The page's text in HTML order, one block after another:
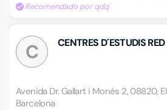
Recomendado por qdq
C CENTRES D´ESTUDIS RED
Avenida Dr. Gallart i Monés 2, 08820,
Barcelona